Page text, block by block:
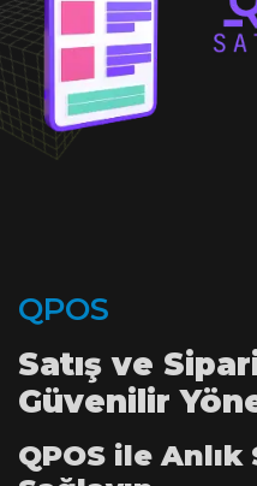
QPOS
Satış ve
Güvenilir
QPOS ile